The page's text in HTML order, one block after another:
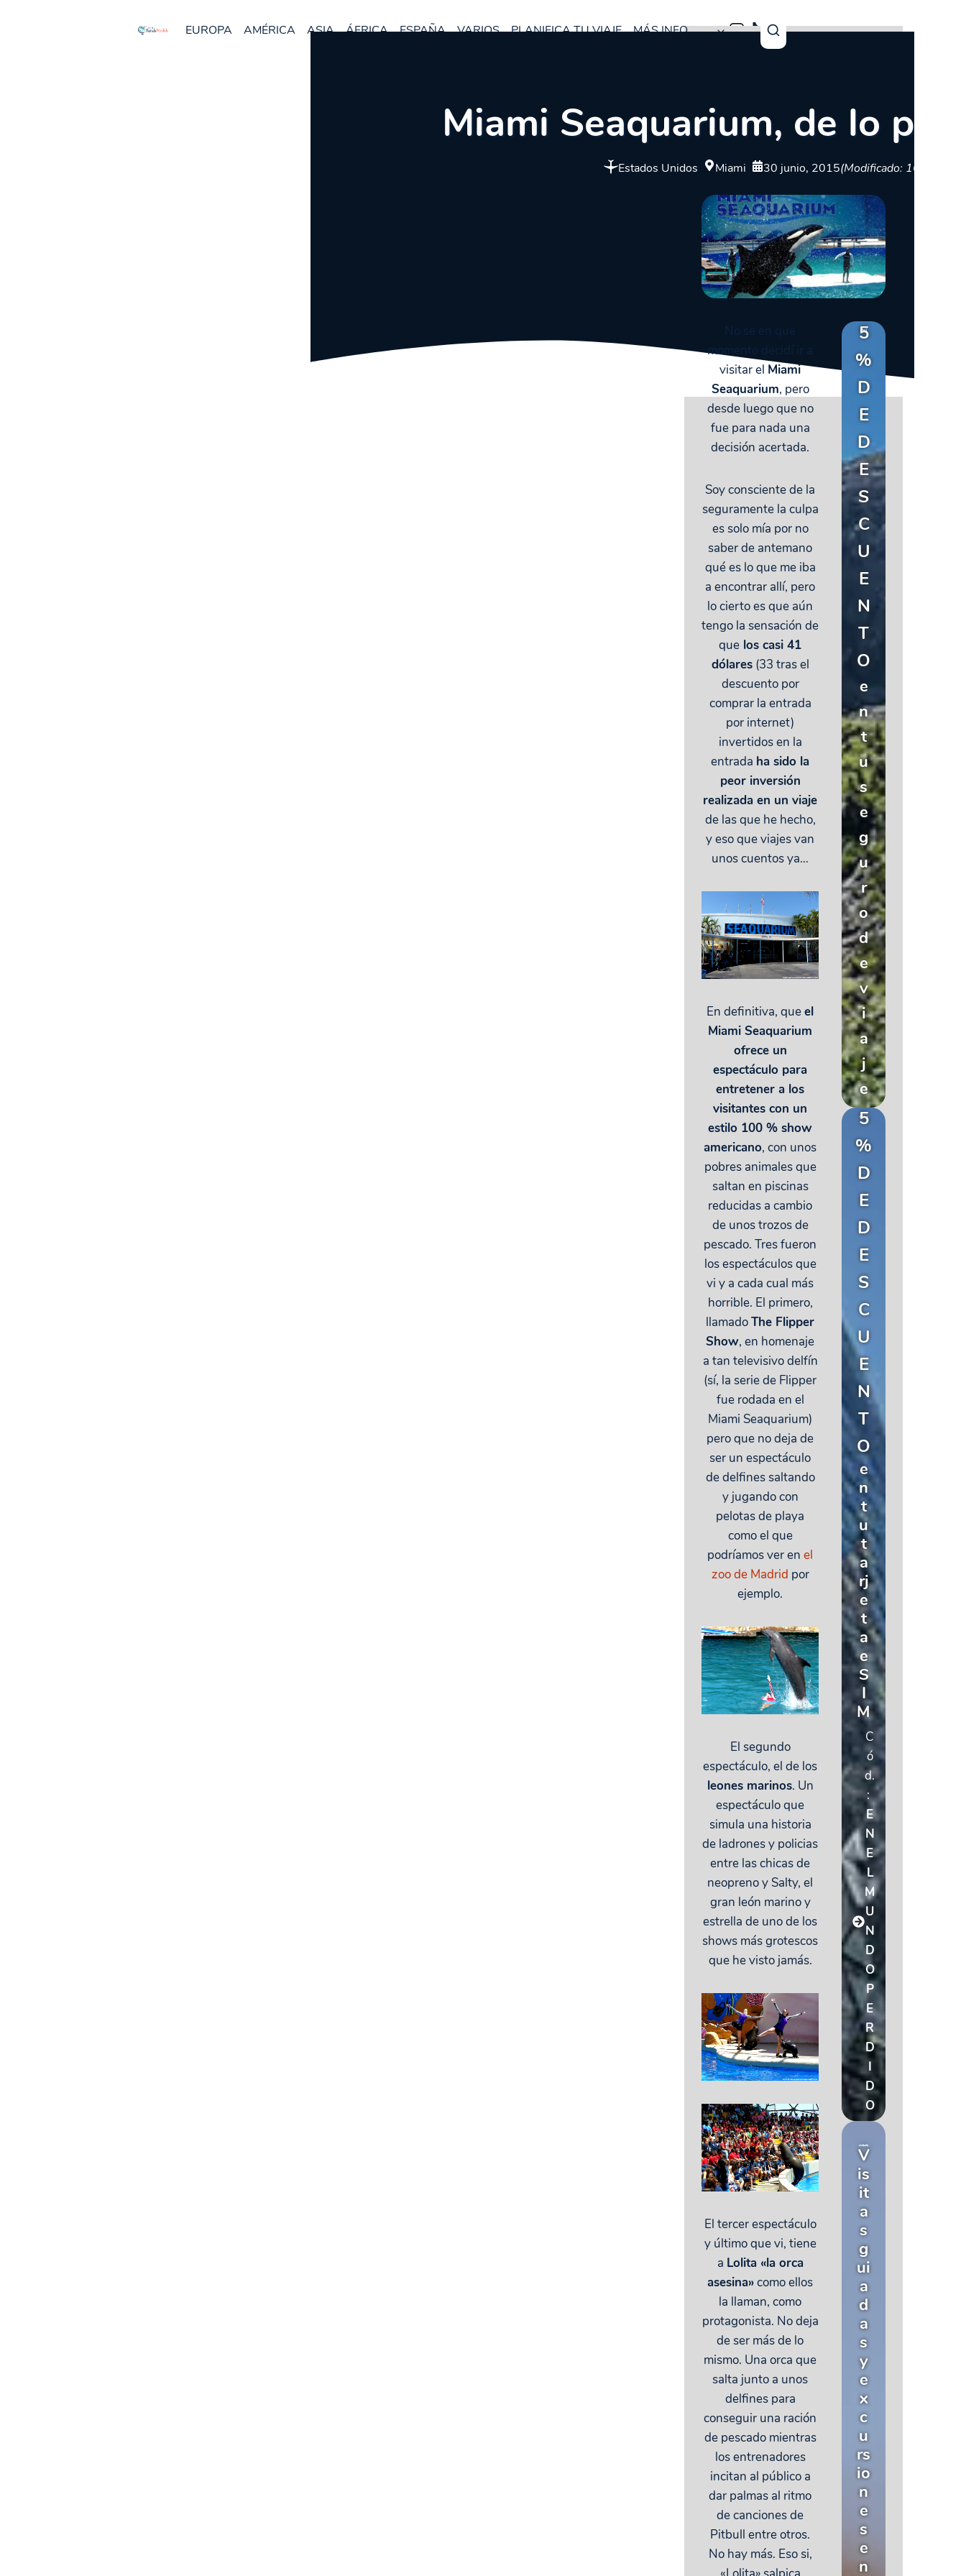
EUROPA AMÉRICA ASIA ÁFRICA ESPAÑA VARIOS PLANIFICA TU VIAJE MÁS INFO
Miami Seaquarium, de lo
Estados Unidos Miami 30 junio, 2015(Modificado: 16 julio,
No se en que
momento decidí ir a
visitar el Miami
Seaquarium, pero
desde luego que no
fue para nada una
decisión acertada.
Soy consciente de la
seguramente la culpa
es solo mía por no
saber de antemano
qué es lo que me iba
a encontrar allí, pero
lo cierto es que aún
tengo la sensación de
que los casi 41
dólares(33 tras el
descuento por
comprar la entrada
por internet)
invertidos en la
entrada ha sido la
peor inversión
realizada en un viaje
de las que he hecho,
y eso que viajes van
unos cuentos ya…
En definitiva, queel
Miami Seaquarium
ofrece un
espectáculo para
entretener a los
visitantes con un
estilo 100 % show
americano, con unos
pobres animales que
saltan en piscinas
reducidas a cambio
de unos trozos de
pescado. Tres fueron
los espectáculos que
vi y a cada cual más
horrible. El primero,
llamadoThe Flipper
Show, en homenaje
a tan televisivo delfín
(sí, la serie de Flipper
fue rodada en el
Miami Seaquarium)
pero que no deja de
ser un espectáculo
de delfines saltando
y jugando con
pelotas de playa
como el que
podríamos ver enel
zoo de Madrid por
ejemplo.
El segundo
espectáculo, el de los
leones marinos. Un
espectáculo que
simula una historia
de ladrones y policias
entre las chicas de
neopreno y Salty, el
gran león marino y
estrella de uno de los
shows más grotescos
que he visto jamás.
El tercer espectáculo
y último que vi, tiene
a Lolita «la orca
asesina»como ellos
la llaman, como
protagonista. No deja
de ser más de lo
mismo. Una orca que
salta junto a unos
delfines para
conseguir una ración
de pescado mientras
los entrenadores
incitan al público a
dar palmas al ritmo
de canciones de
Pitbull entre otros.
No hay más. Eso si,
5
%
D
E
D
E
S
C
U
E
N
T
O
e
n
t
u
s
e
g
u
r
o
d
e
v
i
a
j
e
5
%
D
E
D
E
S
C
U
E
N
T
O
e
n
t
u
t
a
rj
e
t
a
e
S
I
M
C
ó
d.
:
E
N
E
L
M
U
N
D
O
P
E
R
D
I
D
O
V
is
it
a
s
g
ui
a
d
a
s
y
e
x
c
u
rs
io
n
e
s
e
n